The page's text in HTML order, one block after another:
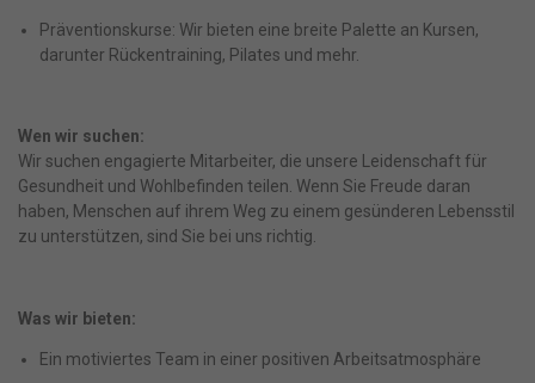
Präventionskurse: Wir bieten eine breite Palette an Kursen,
darunter Rückentraining, Pilates und mehr.
Wen wir suchen:
Wir suchen engagierte Mitarbeiter, die unsere Leidenschaft für
Gesundheit und Wohlbefinden teilen. Wenn Sie Freude daran
haben, Menschen auf ihrem Weg zu einem gesünderen Lebensstil
zu unterstützen, sind Sie bei uns richtig.
Was wir bieten:
Ein motiviertes Team in einer positiven Arbeitsatmosphäre